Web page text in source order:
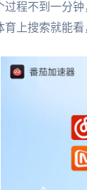
过程不到一分
育上搜索就能看